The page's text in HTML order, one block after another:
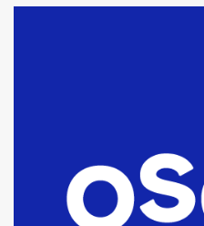
fueron
tarde del